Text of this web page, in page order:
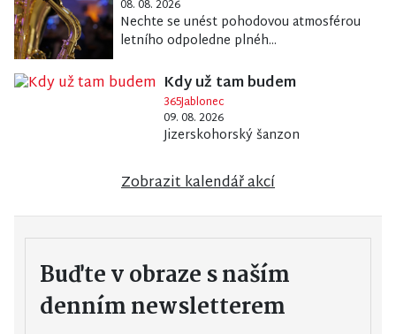
08. 08. 2026
Nechte se unést pohodovou atmosférou
letního odpoledne plnéh...
Kdy už tam budem
365Jablonec
09. 08. 2026
Jizerskohorský šanzon
Zobrazit kalendář akcí
Buďte v obraze s naším
denním newsletterem